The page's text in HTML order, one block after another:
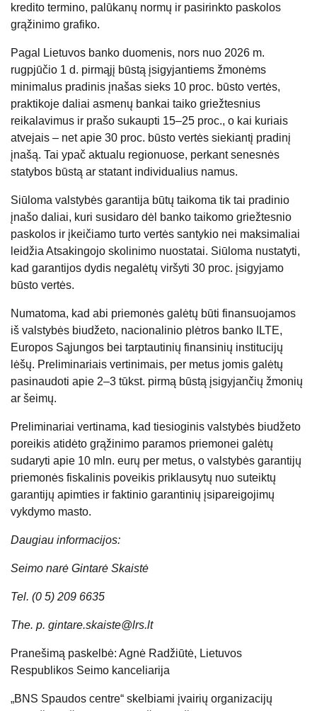
kredito termino, palūkanų normų ir pasirinkto paskolos
grąžinimo grafiko.
Pagal Lietuvos banko duomenis, nors nuo 2026 m.
rugpjūčio 1 d. pirmąjį būstą įsigyjantiems žmonėms
minimalus pradinis įnašas sieks 10 proc. būsto vertės,
praktikoje daliai asmenų bankai taiko griežtesnius
reikalavimus ir prašo sukaupti 15–25 proc., o kai kuriais
atvejais – net apie 30 proc. būsto vertės siekiantį pradinį
įnašą. Tai ypač aktualu regionuose, perkant senesnės
statybos būstą ar statant individualius namus.
Siūloma valstybės garantija būtų taikoma tik tai pradinio
įnašo daliai, kuri susidaro dėl banko taikomo griežtesnio
paskolos ir įkeičiamo turto vertės santykio nei maksimaliai
leidžia Atsakingojo skolinimo nuostatai. Siūloma nustatyti,
kad garantijos dydis negalėtų viršyti 30 proc. įsigyjamo
būsto vertės.
Numatoma, kad abi priemonės galėtų būti finansuojamos
iš valstybės biudžeto, nacionalinio plėtros banko ILTE,
Europos Sąjungos bei tarptautinių finansinių institucijų
lėšų. Preliminariais vertinimais, per metus jomis galėtų
pasinaudoti apie 2–3 tūkst. pirmą būstą įsigyjančių žmonių
ar šeimų.
Preliminariai vertinama, kad tiesioginis valstybės biudžeto
poreikis atidėto grąžinimo paramos priemonei galėtų
sudaryti apie 10 mln. eurų per metus, o valstybės garantijų
priemonės fiskalinis poveikis priklausytų nuo suteiktų
garantijų apimties ir faktinio garantinių įsipareigojimų
vykdymo masto.
Daugiau informacijos:
Seimo narė Gintarė Skaistė
Tel. (0 5) 209 6635
The. p. gintare.skaiste@lrs.lt
Pranešimą paskelbė: Agnė Radžiūtė, Lietuvos
Respublikos Seimo kanceliarija
„BNS Spaudos centre“ skelbiami įvairių organizacijų